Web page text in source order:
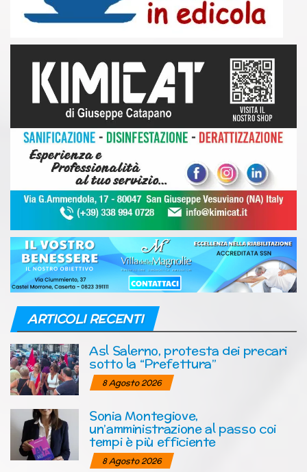
ARTICOLI RECENTI
Asl Salerno, protesta dei precari
sotto la “Prefettura”
8 Agosto 2026
Sonia Montegiove,
un’amministrazione al passo coi
tempi è più efficiente
8 Agosto 2026